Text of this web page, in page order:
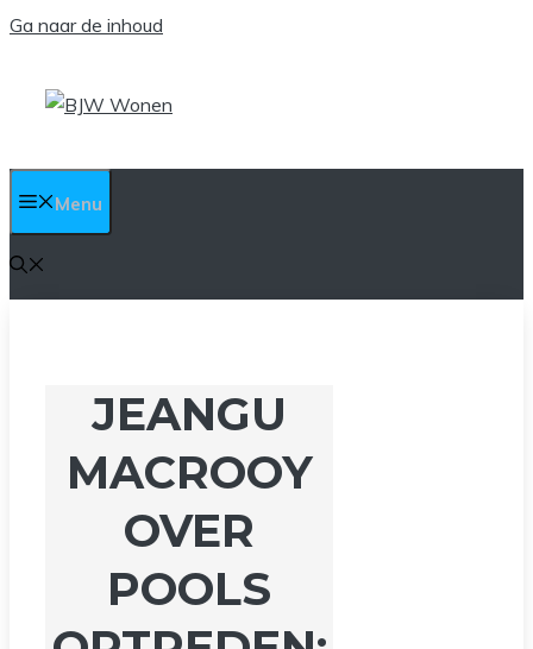
Ga naar de inhoud
Menu
JEANGU
MACROOY
OVER
POOLS